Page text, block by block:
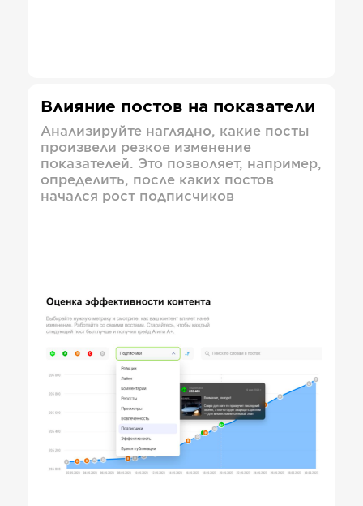
Влияние постов на показатели
Анализируйте наглядно, какие посты
произвели резкое изменение
показателей. Это позволяет, например,
определить, после каких постов
начался рост подписчиков